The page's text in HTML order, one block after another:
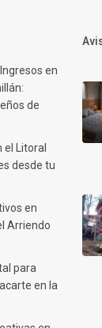
en
de
el Litoral
desde tu
en
Arriendo
para
en la